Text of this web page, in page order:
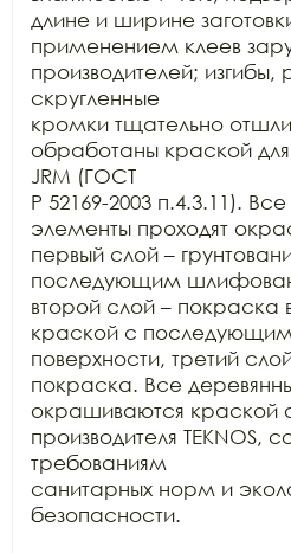
длине и ширине
применением клеев
производителей; изгибы,
скругленные
кромки тщательно
обработаны краской для
JRM (ГОСТ
Р 52169-2003 п.4.3.11).
элементы проходят
первый слой –
последующим
второй слой – покраска
краской с
поверхности, третий
покраска. Все
окрашиваются краской
производителя TEKNOS,
требованиям
санитарных норм и
безопасности.